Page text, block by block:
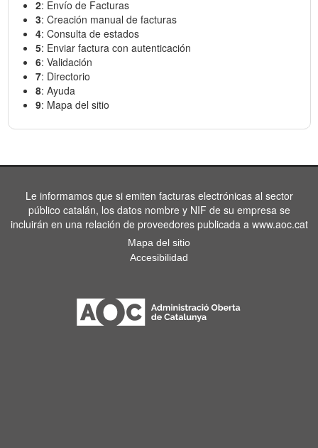
2: Envío de Facturas
3: Creación manual de facturas
4: Consulta de estados
5: Enviar factura con autenticación
6: Validación
7: Directorio
8: Ayuda
9: Mapa del sitio
Le informamos que si emiten facturas electrónicas al sector
público catalán, los datos nombre y NIF de su empresa se
incluirán en una relación de proveedores publicada a www.aoc.cat
Mapa del sitio
Accesibilidad